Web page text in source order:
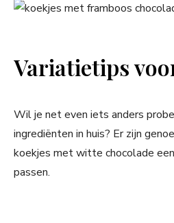
Variatietips
Wil je net even iets anders
ingrediënten in huis? Er zijn
koekjes met witte chocolade
passen.